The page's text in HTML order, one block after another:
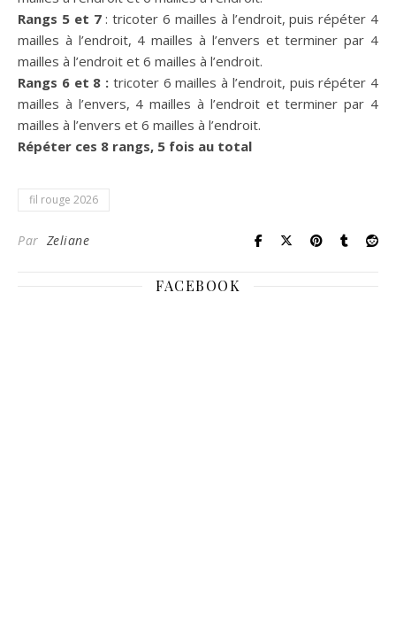
Rangs 5 et 7: tricoter 6 mailles à l’endroit, puis répéter 4
mailles à l’endroit, 4 mailles à l’envers et terminer par 4
mailles à l’endroit et 6 mailles à l’endroit.
Rangs 6 et 8 : tricoter 6 mailles à l’endroit, puis répéter 4
mailles à l’envers, 4 mailles à l’endroit et terminer par 4
mailles à l’envers et 6 mailles à l’endroit.
Répéter ces 8 rangs, 5 fois au total
fil rouge 2026
Par Zeliane
FACEBOOK